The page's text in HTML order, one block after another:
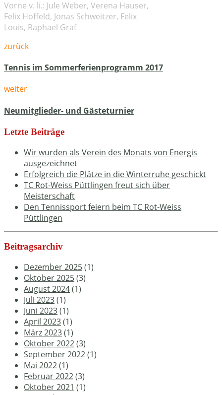
Vorne v. li.: Jule Weber, Verena Hauser,
Felix Hoffeld, Jonas Schweitzer, Felix
Louis, Raphael Graf
zurück
Tennis im Sommerferienprogramm 2017
weiter
Neumitglieder- und Gästeturnier
Letzte Beiträge
Wir wurden als Verein des Monats von Energis
ausgezeichnet
Erfolgreich die Plätze in die Winterruhe geschickt
TC Rot-Weiss Püttlingen freut sich über
Meisterschaft
Den Tennissport feiern beim TC Rot-Weiss
Püttlingen
Beitragsarchiv
Dezember 2025(1)
Oktober 2025(3)
August 2024(1)
Juli 2023(1)
Juni 2023(1)
April 2023(1)
März 2023(1)
Oktober 2022(3)
September 2022(1)
Mai 2022(1)
Februar 2022(3)
Oktober 2021 (1)